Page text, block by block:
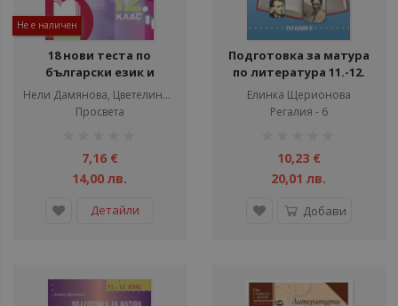
Не е наличен
18 нови теста по
български език и
литература за матура
за 11. и 12. клас -
Просвета
Нели Дамянова, Цветелина Георгиева
Просвета
7,16 €
14,00 лв.
Детайли
Подготовка за матура
по литература 11.-12.
клас
Елинка Щерионова
Регалия - 6
10,23 €
20,01 лв.
Добави